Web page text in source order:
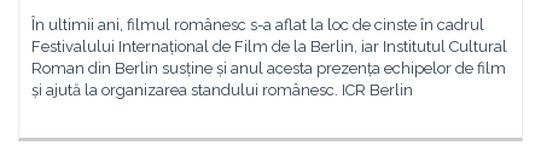
În ultimii ani, filmul românesc s-a aflat la loc de cinste în cadrul
Festivalului Internațional de Film de la Berlin, iar Institutul Cultural
Roman din Berlin susține și anul acesta prezența echipelor de film
și ajută la organizarea standului românesc. ICR Berlin